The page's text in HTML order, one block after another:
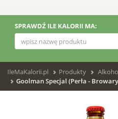
SPRAWDŹ ILE KALORII MA:
IleMaKalorii.pl Produkty
Goolman Specjal (Perła -